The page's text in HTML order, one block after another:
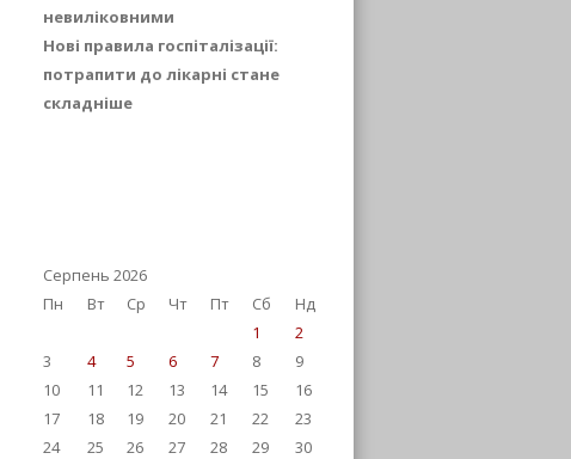
невиліковними
Нові правила госпіталізації:
потрапити до лікарні стане
складніше
Серпень 2026
Пн
Вт Ср Чт Пт Сб
Нд
1
2
3
4 5 6 7 8
9
10
11 12 13 14 15
16
17
18 19 20 21 22
23
24
25 26 27 28 29
30